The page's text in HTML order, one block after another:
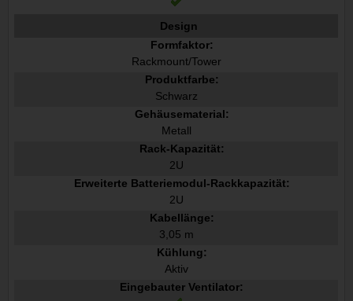
Design
Formfaktor:
Rackmount/Tower
Produktfarbe:
Schwarz
Gehäusematerial:
Metall
Rack-Kapazität:
2U
Erweiterte Batteriemodul-Rackkapazität:
2U
Kabellänge:
3,05 m
Kühlung:
Aktiv
Eingebauter Ventilator: